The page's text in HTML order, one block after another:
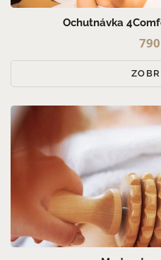
Ochutnávka